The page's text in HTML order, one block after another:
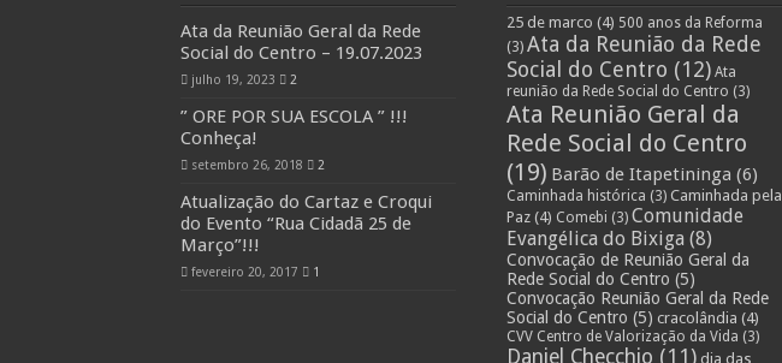
Ata da Reunião Geral da Rede
Social do Centro – 19.07.2023
julho 19, 2023 2
” ORE POR SUA ESCOLA ” !!!
Conheça!
setembro 26, 2018 2
Atualização do Cartaz e Croqui
do Evento “Rua Cidadã 25 de
Março”!!!
fevereiro 20, 2017 1
25 de marco (4) 500 anos da Reforma
(3) Ata da Reunião da Rede
Social do Centro (12) Ata
reunião da Rede Social do Centro (3)
Ata Reunião Geral da
Rede Social do Centro
(19) Barão de Itapetininga (6)
Caminhada histórica (3) Caminhada pela
Paz (4) Comebi (3) Comunidade
Evangélica do Bixiga (8)
Convocação de Reunião Geral da
Rede Social do Centro (5)
Convocação Reunião Geral da Rede
Social do Centro (5) cracolândia (4)
CVV Centro de Valorização da Vida (3)
Daniel Checchio (11) dia das